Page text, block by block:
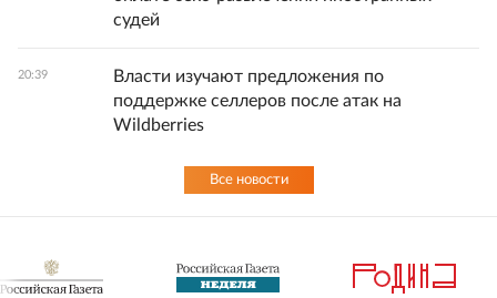
судей
20:39
Власти изучают предложения по
поддержке селлеров после атак на
Wildberries
Все новости